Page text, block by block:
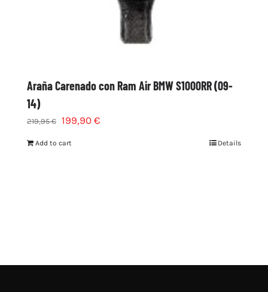
Araña Carenado con Ram Air BMW S1000RR (09-
14)
219,95€ 199,90 €
Add to cart Details